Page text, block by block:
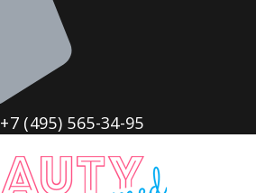
+7 (495) 565-34-95